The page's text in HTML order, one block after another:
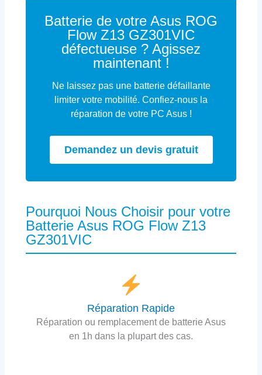
Batterie de votre Asus ROG
Flow Z13 GZ301VIC
défectueuse ? Agissez
maintenant !
Ne laissez pas une batterie défaillante
limiter votre mobilité. Confiez-nous la
réparation de votre PC Asus !
Demandez un devis gratuit
Pourquoi Nous Choisir pour votre
Batterie Asus ROG Flow Z13
GZ301VIC
Réparation Rapide
Réparation ou remplacement de batterie Asus
en 1h dans la plupart des cas.